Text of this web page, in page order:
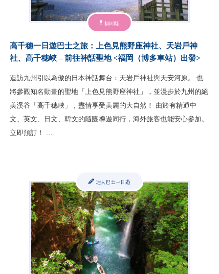
福岡縣
高千穗一日遊巴士之旅：上色見熊野座神社、天岩戶神
社、高千穗峽 – 前往神話聖地 <福岡（博多車站）出發>
造訪九州引以為傲的日本神話舞台：天岩戶神社與天安河原。 也
將參觀知名動畫的聖地「上色見熊野座神社」，並漫步於九州的絕
美溪谷「高千穗峽」，盡情享受美麗的大自然！ 由於有精通中
文、英文、日文、韓文的隨團導遊同行，海外旅客也能安心參加。
立即預訂！ …
迷人巴士一日遊